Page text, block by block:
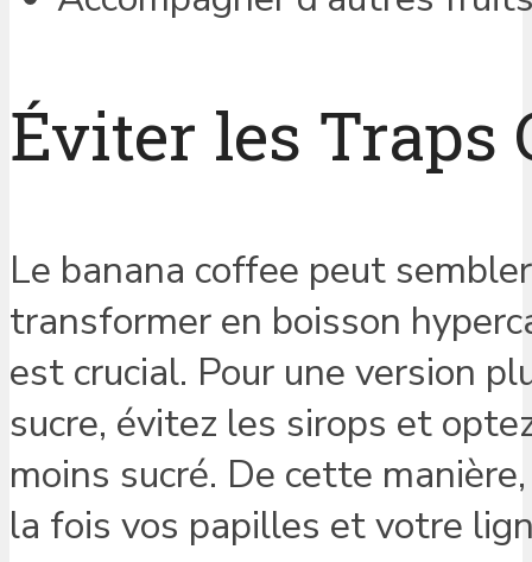
Éviter les Traps
Le banana coffee peut
transformer en boisson
est crucial. Pour une version
sucre, évitez les sirops et
moins sucré. De cette
la fois vos papilles et votre